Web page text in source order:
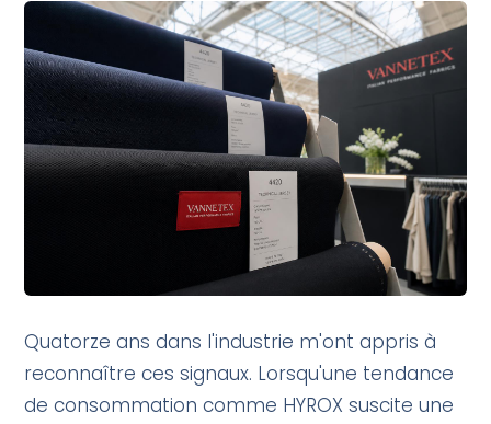
Quatorze ans dans l'industrie m'ont appris à
reconnaître ces signaux. Lorsqu'une tendance
de consommation comme HYROX suscite une